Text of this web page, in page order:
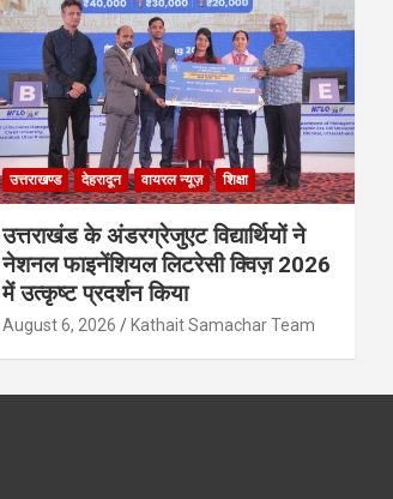
उत्तराखण्ड देहरादून वायरल न्यूज़ शिक्षा
उत्तराखंड के अंडरग्रेजुएट विद्यार्थियों ने
नेशनल फाइनेंशियल लिटरेसी क्विज़ 2026
में उत्कृष्ट प्रदर्शन किया
August 6, 2026 Kathait Samachar Team